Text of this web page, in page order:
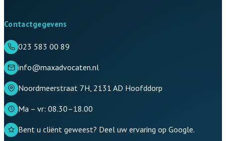
Contactgegevens
023 583 00 89
info@maxadvocaten.nl
Noordmeerstraat 7H, 2131 AD Hoofddorp
Ma – vr: 08.30–18.00
Bent u cliënt geweest? Deel uw ervaring op Google.